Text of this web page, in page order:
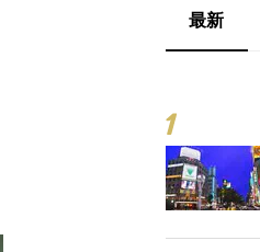
最新